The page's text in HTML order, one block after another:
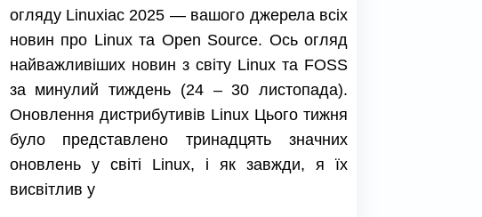
огляду Linuxiac 2025 — вашого джерела всіх
новин про Linux та Open Source. Ось огляд
найважливіших новин з світу Linux та FOSS
за минулий тиждень (24 – 30 листопада).
Оновлення дистрибутивів Linux Цього тижня
було представлено тринадцять значних
оновлень у світі Linux, і як завжди, я їх
висвітлив у